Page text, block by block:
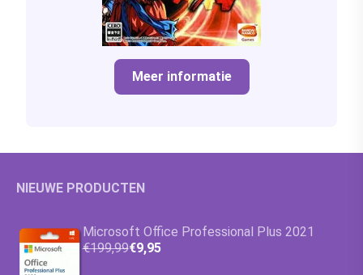
Meer informatie
NIEUWE PRODUCTEN
Microsoft Office Professional Plus 2021
€199,99€9,95